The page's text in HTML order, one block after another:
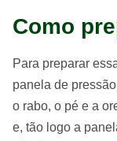
Como
Para preparar
panela de
o rabo, o pé e a
e, tão logo a